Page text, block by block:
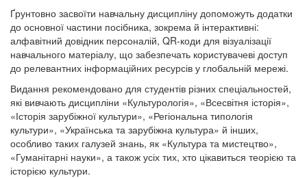
Ґрунтовно засвоїти навчальну дисципліну допоможуть додатки
до основної частини посібника, зокрема й інтерактивні:
алфавітний довідник персоналій, QR-коди для візуалізації
навчального матеріалу, що забезпечать користувачеві доступ
до релевантних інформаційних ресурсів у глобальній мережі.
Видання рекомендовано для студентів різних спеціальностей,
які вивчають дисципліни «Культурологія», «Всесвітня історія»,
«Історія зарубіжної культури», «Регіональна типологія
культури», «Українська та зарубіжна культура» й інших,
особливо таких галузей знань, як «Культура та мистецтво»,
«Гуманітарні науки», а також усіх тих, хто цікавиться теорією та
історією культури.